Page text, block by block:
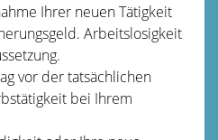
Ihrer neuen Tätigkeit
. Arbeitslosigkeit
vor der tatsächlichen
bei Ihrem